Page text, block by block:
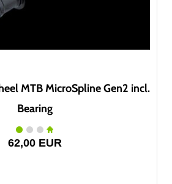
MTB MicroSpline Gen2 incl.
Bearing
62,00 EUR